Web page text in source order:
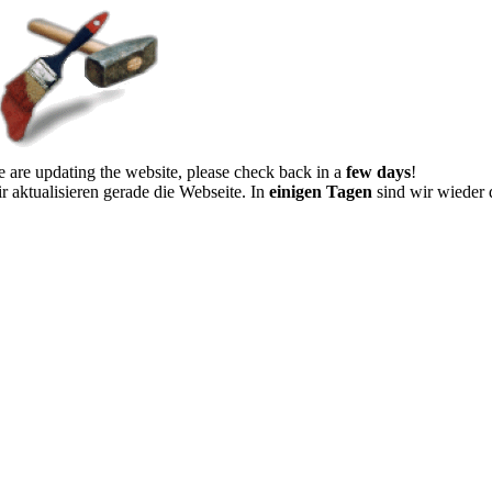
are updating the website, please check back in a few days!
aktualisieren gerade die Webseite. In einigen Tagen sind wir wieder